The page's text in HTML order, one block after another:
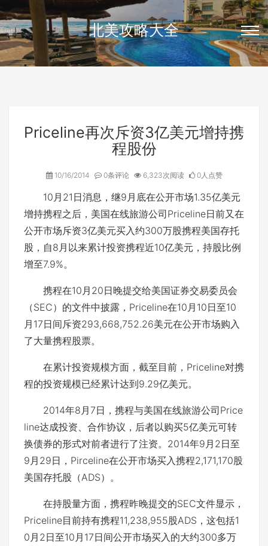
北美攻略大全
Priceline再次斥资3亿美元增持携
程股份
10/16/2014 0条评论 6,323次阅读 0人点赞
10月21日消息，继9月底在公开市场1.35亿美元
增持携程之后，美国在线旅游公司Priceline日前又在
公开市场斥资3亿美元买入约300万股携程美国存托
股，自8月以来累计投资携程近10亿美元，持股比例
增至7.9%。
携程在10月20日晚提交给美国证券交易委员会
（SEC）的文件中披露，Priceline在10月10日至10
月17日间斥资293,668,752.26美元在公开市场购入
了大量携程股票。
在累计投资规模方面，截至目前，Priceline对携
程的投资规模已经累计达到9.29亿美元。
2014年8月7日，携程与美国在线旅游公司Price
line达成投资、合作协议，后者以购买5亿美元可转
换债券的形式对前者进行了注资。2014年9月2日至
9月29日，Pirceline在公开市场买入携程2,171,170股
美国存托股（ADS）。
在持股量方面，携程昨晚提交的SEC文件显示，
Priceline目前持有携程11,238,955股ADS，这包括1
0月2日至10月17日间公开市场买入的大约300多万